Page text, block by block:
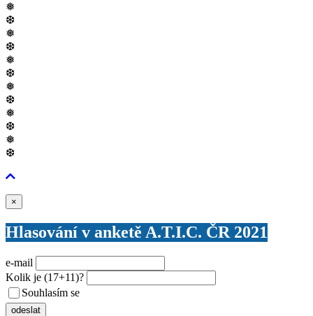
❅
❆
❅
❆
❅
❆
❅
❆
❅
❆
❅
❆
×
Hlasování v anketě A.T.I.C. ČR 2021
e-mail
Kolik je (17+11)?
Souhlasím se
odeslat